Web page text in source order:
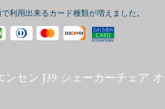
利用出来るカード種類が増えました。
ンセン J39 シェーカーチェア オ